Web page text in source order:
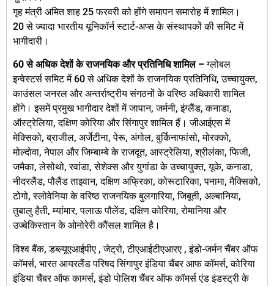
गृह मंत्री अमित शाह 25 फरवरी को होंगे समापन समारोह में शामिल।
20 से ज्यादा भारतीय यूनिकॉर्न स्टार्ट-अप्स के संस्थापकों की समिट में
भागीदारी।
60 से अधिक देशों के राजनयिक और प्रतिनिधि शामिल –ग्लोबल
इन्वेस्टर्स समिट में 60 से अधिक देशों के राजनयिक प्रतिनिधि, उच्चायुक्त,
काउंसल जनरल और अन्तर्राष्ट्रीय संगठनों के वरिष्ठ अधिकारी शामिल
होंगे। इसमें प्रमुख भागीदार देशों में जापान, जर्मनी, इंग्लैंड, कनाडा,
ऑस्ट्रेलिया, दक्षिण कोरिया और सिंगापुर शामिल हैं। जीआईएस में
मेक्सिको, ब्राजील, अर्जेटीना, पेरू, अंगोल, बुर्किनाफांसो, मोरक्को,
मोल्दोवा, नेपाल और जिम्बाम्बे के राजदूत, आस्ट्रेलिया, श्रीलंका, फिजी,
जमैका, लेसोथो, रवांडा, सेशेक्स और युगांडा के उच्चायुक्त, यूके, कनाडा,
नीदरलैंड, पौलैंड ताइवान, दक्षिण अफ्रिका, कोरूटारिका, पनामा, मैक्सिको,
टोगो, स्लोवेनिया के वरिष्ठ राजनयिक बुलगारिया, जिबूती, अल्बानिया,
तुबालु हैती, म्यांमार, पलाऊ पौलेंड, दक्षिण कोरिया, रोमानिया और
उज्बेकिस्तान के ओनोरेरी कौंसल शामिल है।
विश्व बैंक, डब्ल्यूएआईपीए , जेट्रो, टीएआईटीएआरए , इंडो-जर्मन चैंबर ऑफ
कॉमर्स, भारत आयरलैंड परिषद सिंगापुर इंडिया चैंबर आफ कॉमर्स, कोरिया
इंडिया चैंबर ऑफ कामर्स, इंडो पोलिश चैंबर ऑफ कॉमर्स एंड इंडस्ट्री के